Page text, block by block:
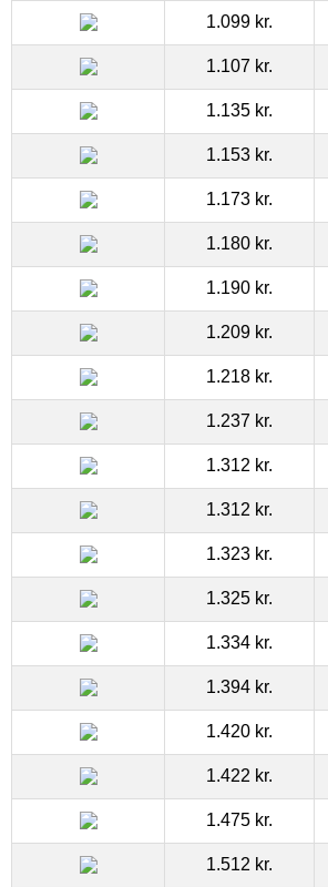
1.099 kr.
1.107 kr.
1.135 kr.
1.153 kr.
1.173 kr.
1.180 kr.
1.190 kr.
1.209 kr.
1.218 kr.
1.237 kr.
1.312 kr.
1.312 kr.
1.323 kr.
1.325 kr.
1.334 kr.
1.394 kr.
1.420 kr.
1.422 kr.
1.475 kr.
1.512 kr.